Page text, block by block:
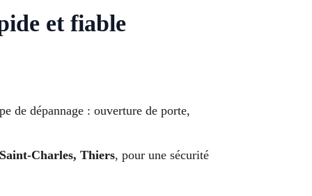
et fiable
de dépannage : ouverture de porte,
Charles, Thiers, pour une sécurité